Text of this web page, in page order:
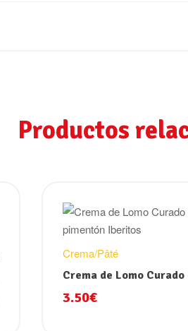
Productos
Crema/Pâté
Crema de Lomo Curado
pimentón Iberitos
3.50€